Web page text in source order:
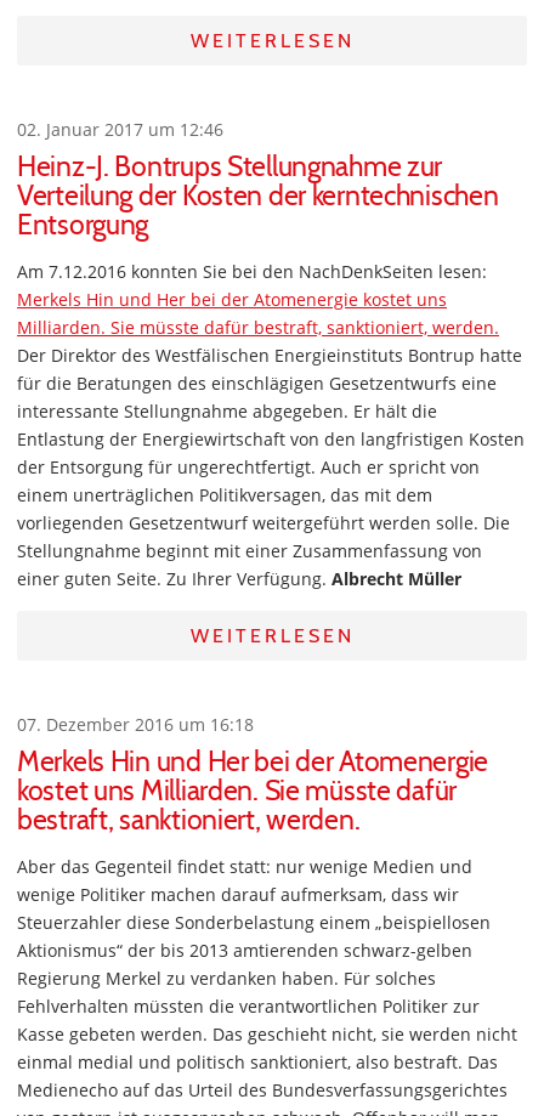
WEITERLESEN
02. Januar 2017 um 12:46
Heinz-J. Bontrups Stellungnahme zur
Verteilung der Kosten der kerntechnischen
Entsorgung
Am 7.12.2016 konnten Sie bei den NachDenkSeiten lesen:
Merkels Hin und Her bei der Atomenergie kostet uns
Milliarden. Sie müsste dafür bestraft, sanktioniert, werden.
Der Direktor des Westfälischen Energieinstituts Bontrup hatte
für die Beratungen des einschlägigen Gesetzentwurfs eine
interessante Stellungnahme abgegeben. Er hält die
Entlastung der Energiewirtschaft von den langfristigen Kosten
der Entsorgung für ungerechtfertigt. Auch er spricht von
einem unerträglichen Politikversagen, das mit dem
vorliegenden Gesetzentwurf weitergeführt werden solle. Die
Stellungnahme beginnt mit einer Zusammenfassung von
einer guten Seite. Zu Ihrer Verfügung. Albrecht Müller
WEITERLESEN
07. Dezember 2016 um 16:18
Merkels Hin und Her bei der Atomenergie
kostet uns Milliarden. Sie müsste dafür
bestraft, sanktioniert, werden.
Aber das Gegenteil findet statt: nur wenige Medien und
wenige Politiker machen darauf aufmerksam, dass wir
Steuerzahler diese Sonderbelastung einem „beispiellosen
Aktionismus“ der bis 2013 amtierenden schwarz-gelben
Regierung Merkel zu verdanken haben. Für solches
Fehlverhalten müssten die verantwortlichen Politiker zur
Kasse gebeten werden. Das geschieht nicht, sie werden nicht
einmal medial und politisch sanktioniert, also bestraft. Das
Medienecho auf das Urteil des Bundesverfassungsgerichtes